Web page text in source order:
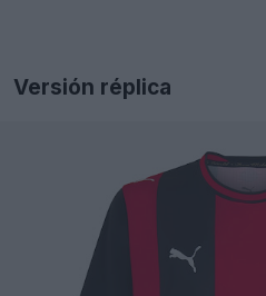
Versión réplica